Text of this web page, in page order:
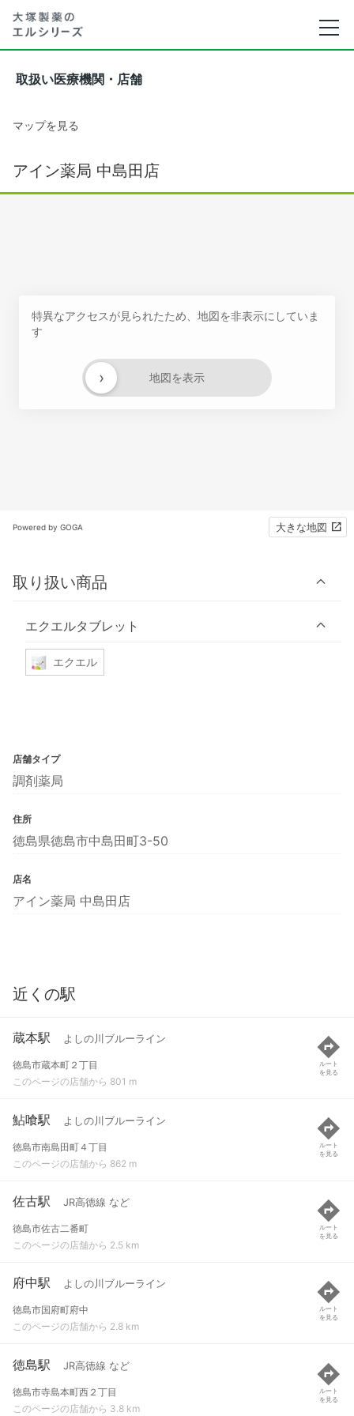
取扱い医療機関・店舗
マップを見る
アイン薬局 中島田店
特異なアクセスが見られたため、地図を非表示にしていま
す
地図を表示
›
Powered by GOGA 大きな地図
取り扱い商品
エクエルタブレット
エクエル
店舗タイプ
調剤薬局
住所
徳島県徳島市中島田町3-50
店名
アイン薬局 中島田店
近くの駅
蔵本駅 よしの川ブルーライン
徳島市蔵本町２丁目
このページの店舗から 801 m
ルート
を見る
鮎喰駅 よしの川ブルーライン
徳島市南島田町４丁目
このページの店舗から 862 m
ルート
を見る
佐古駅 JR高徳線 など
徳島市佐古二番町
このページの店舗から 2.5 km
ルート
を見る
府中駅 よしの川ブルーライン
徳島市国府町府中
このページの店舗から 2.8 km
ルート
を見る
徳島駅 JR高徳線 など
徳島市寺島本町西２丁目
このページの店舗から 3.8 km
ルート
を見る